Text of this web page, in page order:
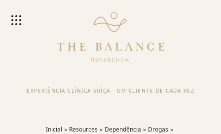
EXPERIÊNCIA CLÍNICA SUÍÇA · UM CLIENTE DE CADA VEZ
Inicial Resources Dependência Drogas